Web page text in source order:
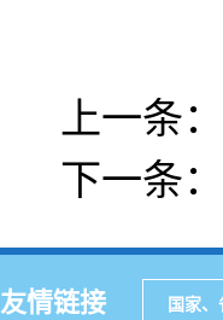
上一条：
下一条：
友情链接 国家